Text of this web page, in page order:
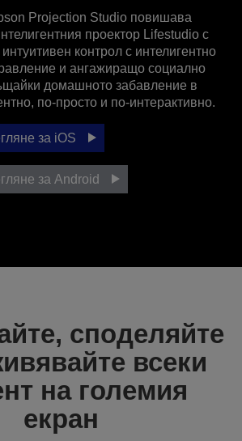
Projection Studio повишава
проектор Lifestudio с
контрол с интелигентно
и ангажиращо социално
домашното забавление в
по-просто и по-интерактивно.
за iOS
за Android
споделяйте
всеки
на големия
екран